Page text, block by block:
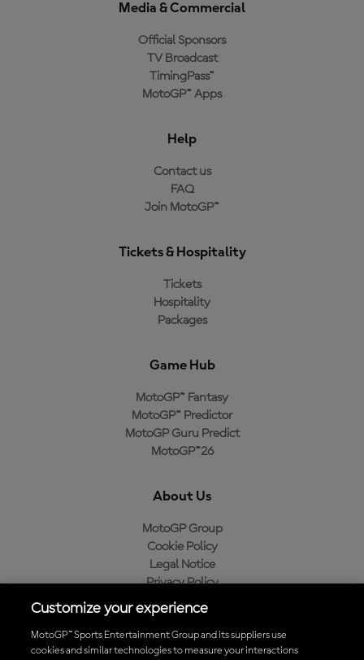
Media & Commercial
Official Sponsors
TV Broadcast
TimingPass™
MotoGP™ Apps
Help
Contact us
FAQ
Join MotoGP™
Tickets & Hospitality
Tickets
Hospitality
Packages
Game Hub
MotoGP™ Fantasy
MotoGP™ Predictor
MotoGP Guru Predict
MotoGP™26
About Us
MotoGP Group
Cookie Policy
Legal Notice
Privacy Policy
Purchase Policy
Customize your experience
MotoGP™ Sports Entertainment Group and its suppliers use
cookies and similar technologies to measure your interactions